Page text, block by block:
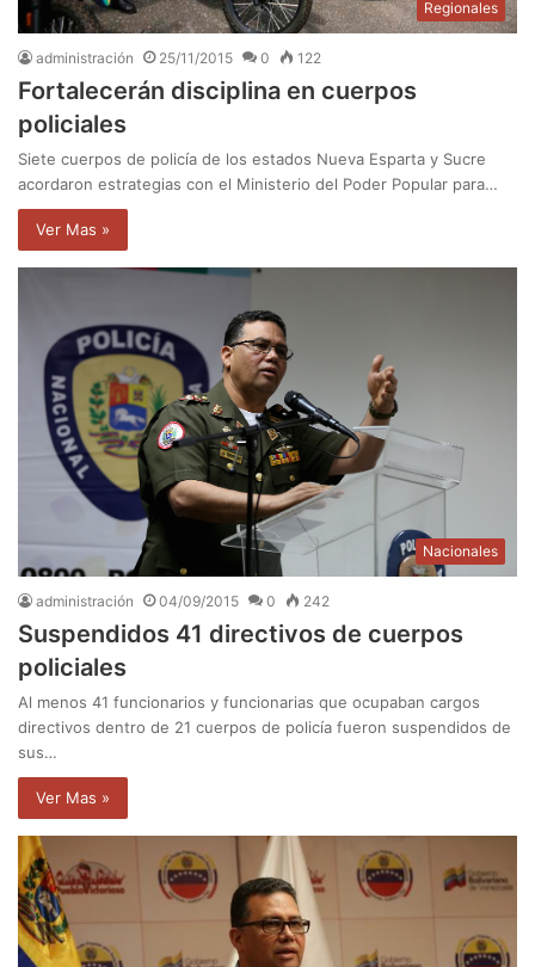
Regionales
administración 25/11/2015 0 122
Fortalecerán disciplina en cuerpos
policiales
Siete cuerpos de policía de los estados Nueva Esparta y Sucre
acordaron estrategias con el Ministerio del Poder Popular para…
Ver Mas »
Nacionales
administración 04/09/2015 0 242
Suspendidos 41 directivos de cuerpos
policiales
Al menos 41 funcionarios y funcionarias que ocupaban cargos
directivos dentro de 21 cuerpos de policía fueron suspendidos de
sus…
Ver Mas »